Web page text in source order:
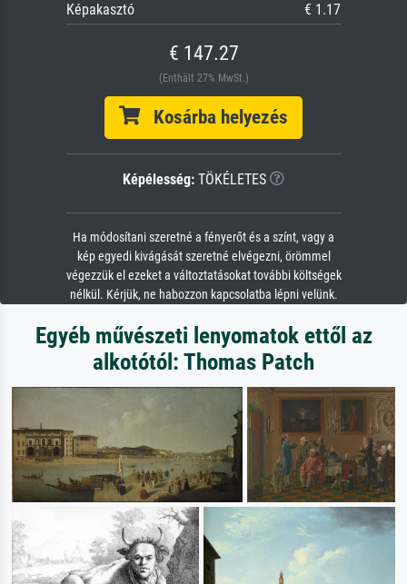
Képakasztó
€ 1.17
€ 147.27
(Enthält 27% MwSt.)
Kosárba helyezés
Képélesség: TÖKÉLETES
Ha módosítani szeretné a fényerőt és a színt, vagy a
kép egyedi kivágását szeretné elvégezni, örömmel
végezzük el ezeket a változtatásokat további költségek
nélkül. Kérjük, ne habozzon kapcsolatba lépni velünk.
Egyéb művészeti lenyomatok ettől az
alkotótól: Thomas Patch